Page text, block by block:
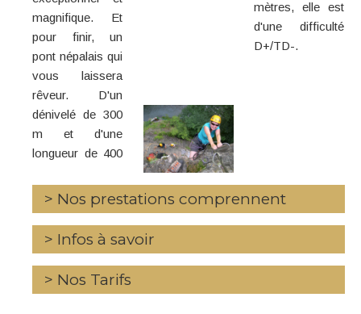
magnifique. Et
pour finir, un
pont népalais qui
vous laissera
rêveur. D'un
dénivelé de 300
m et d'une
longueur de 400
mètres, elle est
d'une difficulté
D+/TD-.
> Nos prestations comprennent
Matériel individuel et collectif : longes pour via
ferrata, baudrier, casque
Activité encadrée par des guides de haute
montagne et des moniteurs diplômés Brevets
> Infos à savoir
Tout public à partir de 8 ans
Tenue de sport, paire de baskets ou de
> Nos Tarifs